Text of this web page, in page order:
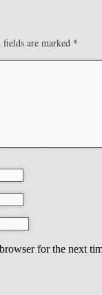
fields are marked *
for the next